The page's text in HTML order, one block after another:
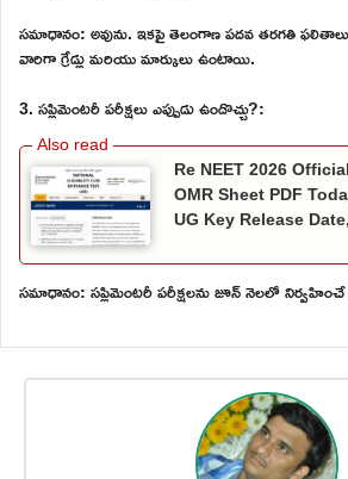
సమాధానం: అవును. ఇకపై తెలంగాణ పదవ తరగతి ఫలితాలు
వారిగా గ్రేడ్లు మరియు మార్కులు ఉంటాయి.
3. సప్లిమెంటరీ పరీక్షలు ఎప్పుడు ఉండొచ్చు?:
Re NEET 2026
OMR Sheet PDF
UG Key Release
సమాధానం: సప్లిమెంటరీ పరీక్షలను జూన్ నెలలో